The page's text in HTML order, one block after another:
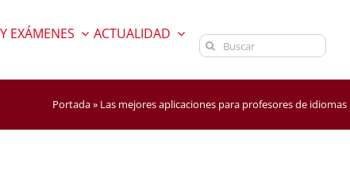
EXÁMENES
ACTUALIDAD
Buscar:
Portada» Las mejores aplicaciones para profesores de idiomas